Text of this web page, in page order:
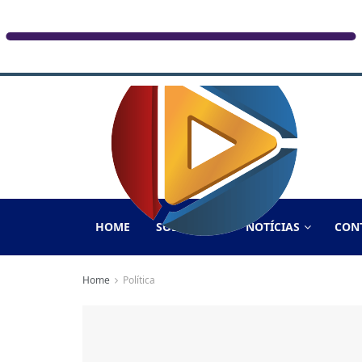
HOME SOBRE NÓS NOTÍCIAS
Home Política